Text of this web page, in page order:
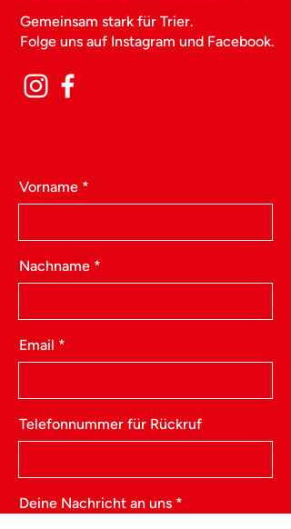
Gemeinsam stark für Trier.
Folge uns auf Instagram und Facebook.
Vorname
Nachname
Email
Telefonnummer für Rückruf
Deine Nachricht an uns